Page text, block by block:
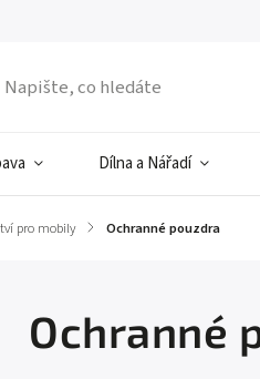
Dílna a Nářadí
pro mobily / Ochranné pouzdra
Ochranné